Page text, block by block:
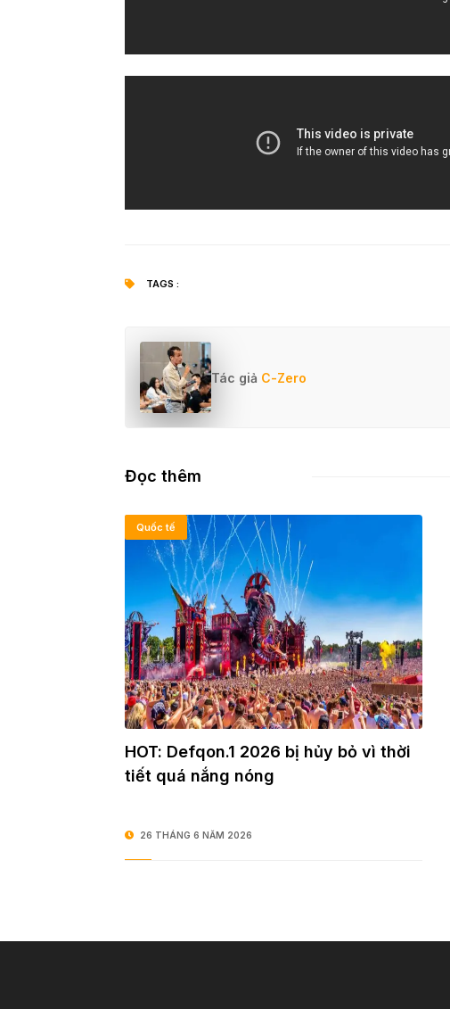
TAGS :
Tác giả C-Zero
Đọc thêm
Quốc tế
HOT: Defqon.1 2026 bị hủy bỏ vì thời
tiết quá nắng nóng
26 THÁNG 6 NĂM 2026